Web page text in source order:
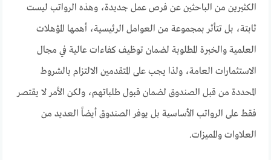
الكثيرين من الباحثين عن فرص عمل جديدة، وهذه الرواتب ليست
ثابتة، بل تتأثر بمجموعة من العوامل الرئيسية، أهمها المؤهلات
العلمية والخبرة المطلوبة لضمان توظيف كفاءات عالية في مجال
الاستثمارات العامة، ولذا يجب على المتقدمين الالتزام بالشروط
المحددة من قبل الصندوق لضمان قبول طلباتهم، ولكن الأمر لا يقتصر
فقط على الرواتب الأساسية بل يوفر الصندوق أيضاً العديد من
العلاوات والمميزات.